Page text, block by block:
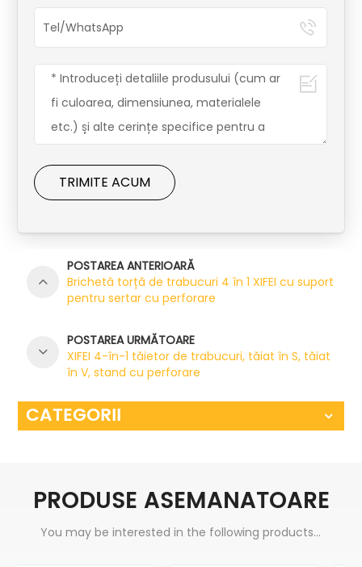
TRIMITE ACUM
POSTAREA ANTERIOARĂ
Brichetă torță de trabucuri 4 în 1 XIFEI cu suport
pentru sertar cu perforare
POSTAREA URMĂTOARE
XIFEI 4-în-1 tăietor de trabucuri, tăiat în S, tăiat
în V, stand cu perforare
CATEGORII
PRODUSE ASEMANATOARE
You may be interested in the following products...